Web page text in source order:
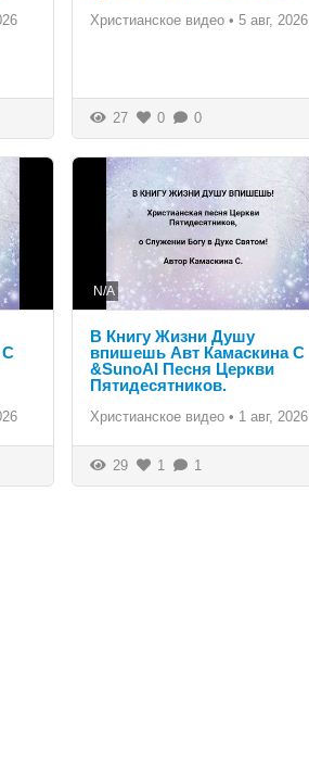
Христианское видео • 5 авг, 2026
27 0 0
С
N/A
В Книгу Жизни Душу
впишешь Авт Камаскина С
&SunoAI Песня Церкви
Пятидесятников.
Христианское видео • 1 авг, 2026
29 1 1